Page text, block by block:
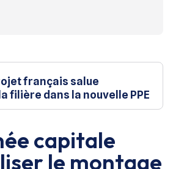
français salue
filière dans la nouvelle PPE
capitale
le montage